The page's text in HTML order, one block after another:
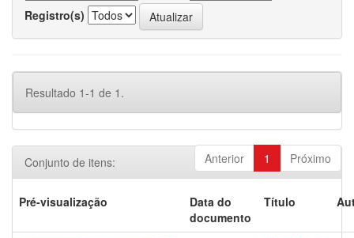
Registro(s)
Resultado 1-1 de 1.
Anterior 1 Próximo
Conjunto de itens:
Pré-visualização
Data do
documento
Título